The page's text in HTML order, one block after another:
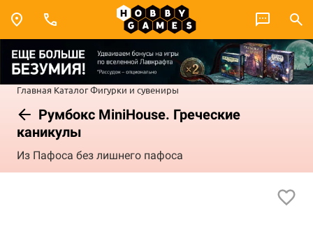
Главная КаталогФигурки и сувениры
Румбокс MiniHouse. Греческие
каникулы
Из Пафоса без лишнего пафоса